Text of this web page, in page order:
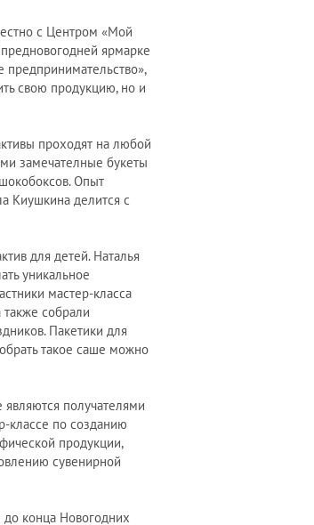
с Центром «Мой
ярмарке
свою продукцию, но и
проходят на любой
замечателные букеты
Опыт
Киушкина делится с
для детей. Наталья
уникальное
мастер-класса
собрали
Пакетики для
такое саше можно
получателями
классе по созданию
продукции,
сувенирной
конца Новогодних